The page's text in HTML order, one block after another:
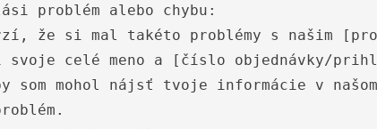
problém alebo chybu:
že si mal takéto problémy s našim
svoje celé meno a [číslo objednávky/
som mohol nájsť tvoje informácie v